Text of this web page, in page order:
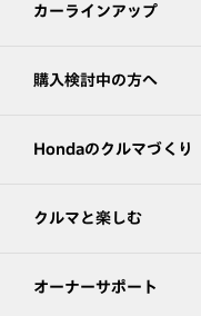
カーラインアップ
購入検討中の方へ
Hondaのクルマづくり
クルマと楽しむ
オーナーサポート